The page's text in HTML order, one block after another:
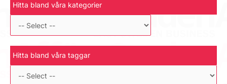
Hitta bland våra kategorier
Hitta bland våra taggar